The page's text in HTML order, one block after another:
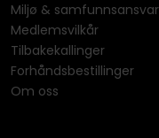
Miljø & samfunnsansvar
Medlemsvilkår
Tilbakekallinger
Forhåndsbestillinger
Om oss